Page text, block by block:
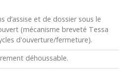
d’assise et de dossier sous le
(mécanisme breveté Tessa
d'ouverture/fermeture).
déhoussable.